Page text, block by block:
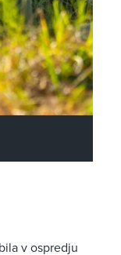
v ospredju